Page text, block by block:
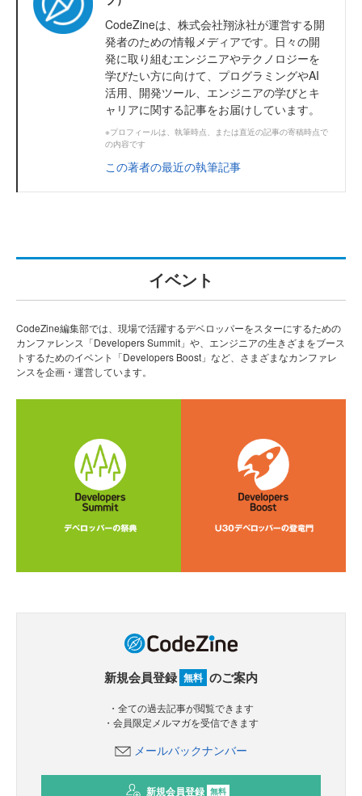
CodeZineは、株式会社翔泳社が運営する開
発者のための情報メディアです。日々の開
発に取り組むエンジニアやテクノロジーを
学びたい方に向けて、プログラミングやAI
活用、開発ツール、エンジニアの学びとキ
ャリアに関する記事をお届けしています。
※プロフィールは、執筆時点、または直近の記事の寄稿時点で
の内容です
この著者の最近の執筆記事
イベント
CodeZine編集部では、現場で活躍するデベロッパーをスターにするための
カンファレンス「Developers Summit」や、エンジニアの生きざまをブース
トするためのイベント「Developers Boost」など、さまざまなカンファレ
ンスを企画・運営しています。
新規会員登録 無料 のご案内
・全ての過去記事が閲覧できます
・会員限定メルマガを受信できます
メールバックナンバー
新規会員登録 無料